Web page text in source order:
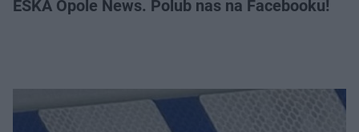
ESKA Opole News. Polub nas na Facebooku!